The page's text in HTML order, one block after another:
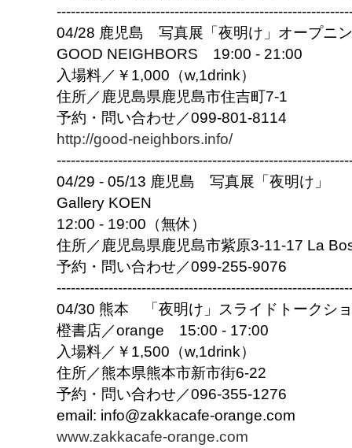
------------------------------------------------------------
04/28 鹿児島 写真展「夜明け」オープニ
GOOD NEIGHBORS 19:00 - 21:00
入場料／￥1,000（w,1drink）
住所／鹿児島県鹿児島市住吉町7-1
予約・問い合わせ／099-801-8114
http://good-neighbors.info/
------------------------------------------------------------
04/29 - 05/13 鹿児島 写真展「夜明け」
Gallery KOEN
12:00 - 19:00（無休）
住所／鹿児島県鹿児島市紫原3-11-17 La
予約・問い合わせ／099-255-9076
------------------------------------------------------------
04/30 熊本 「夜明け」スライドトークシ
橙書店／orange 15:00 - 17:00
入場料／￥1,500（w,1drink）
住所／熊本県熊本市新市街6-22
予約・問い合わせ／096-355-1276
email: info@zakkacafe-orange.com
www.zakkacafe-orange.com